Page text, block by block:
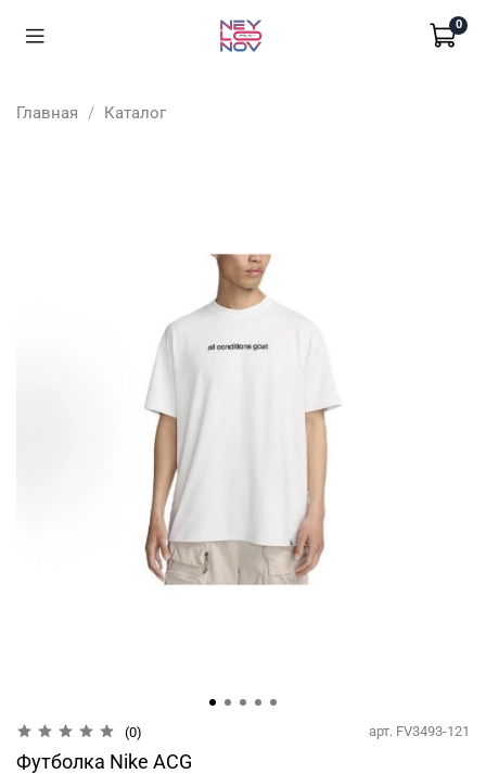
0
Главная Каталог
(0) арт. FV3493-121
Футболка Nike ACG